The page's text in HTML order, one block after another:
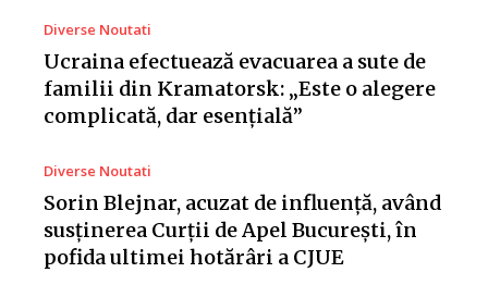
Diverse Noutati
Ucraina efectuează evacuarea a sute de
familii din Kramatorsk: „Este o alegere
complicată, dar esențială”
Diverse Noutati
Sorin Blejnar, acuzat de influență, având
susținerea Curții de Apel București, în
pofida ultimei hotărâri a CJUE